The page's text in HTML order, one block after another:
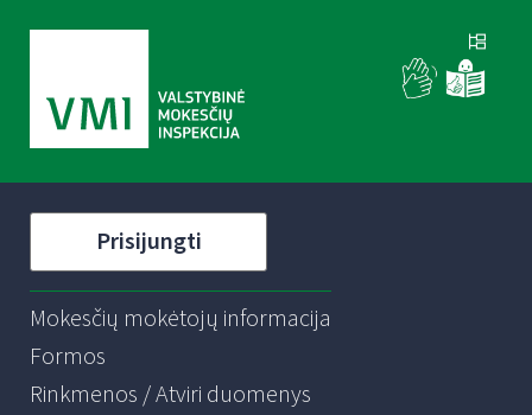
Prisijungti
Mokesčių mokėtojų informacija
Formos
Rinkmenos / Atviri duomenys